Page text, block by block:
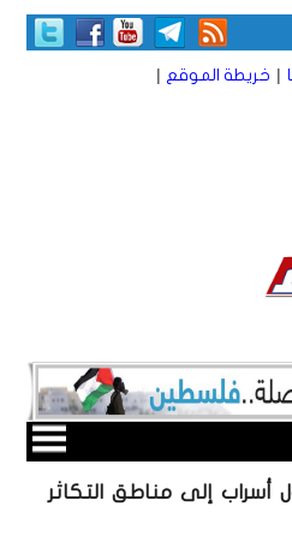
| خريطة الموقع |
أسراب إلى مناطق التكاثر